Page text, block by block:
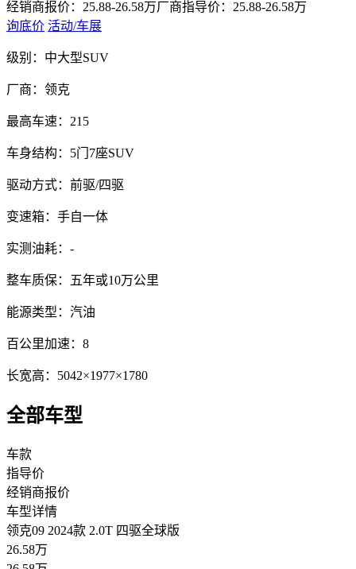
经销商报价： 25.88-26.58万厂商指导价： 25.88-26.58万
询底价 活动/车展
级别： 中大型SUV
厂商： 领克
最高车速： 215
车身结构： 5门7座SUV
驱动方式： 前驱/四驱
变速箱： 手自一体
实测油耗： -
整车质保： 五年或10万公里
能源类型： 汽油
百公里加速： 8
长宽高： 5042×1977×1780
全部车型
车款
指导价
经销商报价
车型详情
领克09 2024款 2.0T 四驱全球版
26.58万